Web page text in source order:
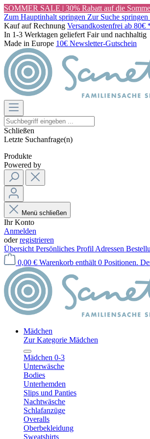
SOMMER SALE | 30% Rabatt auf die
Zum Hauptinhalt springen Zur Suche springen
Kauf auf Rechnung Versandkostenfrei ab 80€
In 1-3 Werktagen geliefert Fair und nachhaltig
Made in Europe 10€ Newsletter-Gutschein
Schließen
Letzte Suchanfrage(n)
Produkte
Powered by
Menü schließen
Ihr Konto
Anmelden
oderregistrieren
Übersicht Persönliches Profil Adressen
0,00 € Warenkorb enthält 0 Positionen.
Mädchen
Zur Kategorie Mädchen
Mädchen 0-3
Unterwäsche
Bodies
Unterhemden
Slips und Panties
Nachtwäsche
Schlafanzüge
Overalls
Oberbekleidung
Sweatshirts